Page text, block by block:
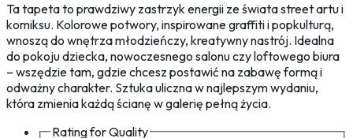
Ta tapeta to prawdziwy zastrzyk energii ze świata street artu i
komiksu. Kolorowe potwory, inspirowane graffiti i popkulturą,
wnoszą do wnętrza młodzieńczy, kreatywny nastrój. Idealna
do pokoju dziecka, nowoczesnego salonu czy loftowego biura
– wszędzie tam, gdzie chcesz postawić na zabawę formą i
odważny charakter. Sztuka uliczna w najlepszym wydaniu,
która zmienia każdą ścianę w galerię pełną życia.
Rating forQuality